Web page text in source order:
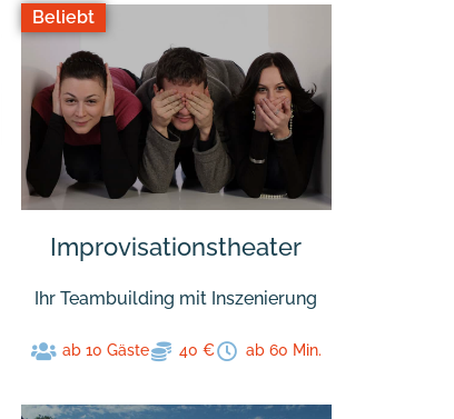
Beliebt
Improvisationstheater
Ihr Teambuilding mit Inszenierung
ab 10 Gäste 40 € ab 60 Min.